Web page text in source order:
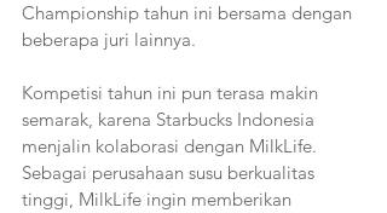
Championship tahun ini bersama dengan
beberapa juri lainnya.
Kompetisi tahun ini pun terasa makin
semarak, karena Starbucks Indonesia
menjalin kolaborasi dengan MilkLife.
Sebagai perusahaan susu berkualitas
tinggi, MilkLife ingin memberikan